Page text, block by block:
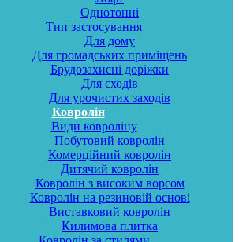
Однотонні
Тип застосування
Для дому
Для громадських приміщень
Брудозахисні доріжки
Для сходів
Для урочистих заходів
Ковролін
Види ковроліну
Побутовий ковролін
Комерційний ковролін
Дитячий ковролін
Ковролін з високим ворсом
Ковролін на резиновій основі
Виставковий ковролін
Килимова плитка